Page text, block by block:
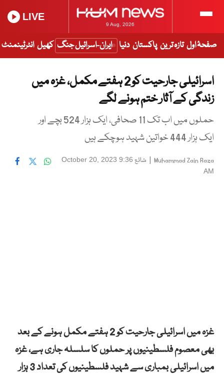
9 Aug, 2026
LIVE
صفحۂ اول تازہ ترین پاکستان دنیا ایران-اسرائیل جنگ کھیل انٹرٹینمنٹ
اسرائیلی جارحیت کو 2 ہفتے مکمل، غزہ میں
زندگی کے آثار ختم ہونے لگے
حملوں میں اب تک 11 صحافی، ایک ہزار 524 بچے اور
ایک ہزار 444 خواتین شہید ہوچکے ہیں
Muhammad Zain Raza
| شائع October 20, 2023 9:36
AM
غزہ میں اسرائیلی جارحیت کو 2 ہفتے مکمل ہونے کے بعد
بھی معصوم فلسطینیوں پر حملوں کا سلسلہ جاری ہے، غزہ
میں اسرائیلی بمباری سے شہید فلسطینیوں کی تعداد 3 ہزار